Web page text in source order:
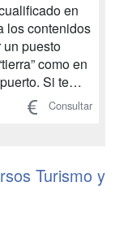
en
los contenidos
puesto
como en
Si te
difícil
lo que
Consultar
Turismo y